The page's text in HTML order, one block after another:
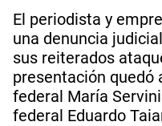
El periodista y
una denuncia
sus reiterados
presentación quedó
federal María Servini
federal Eduardo